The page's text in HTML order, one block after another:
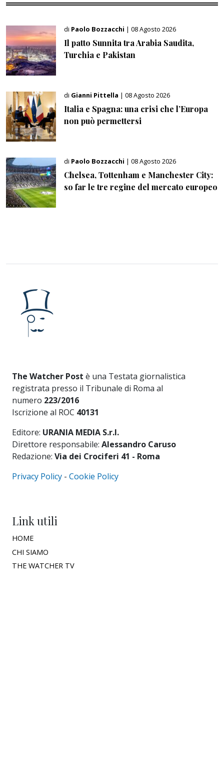
di Paolo Bozzacchi | 08 Agosto 2026
Il patto Sunnita tra Arabia Saudita,
Turchia e Pakistan
di Gianni Pittella | 08 Agosto 2026
Italia e Spagna: una crisi che l’Europa
non può permettersi
di Paolo Bozzacchi | 08 Agosto 2026
Chelsea, Tottenham e Manchester City:
so far le tre regine del mercato europeo
The Watcher Post è una Testata giornalistica
registrata presso il Tribunale di Roma al
numero 223/2016
Iscrizione al ROC 40131
Editore: URANIA MEDIA S.r.l.
Direttore responsabile: Alessandro Caruso
Redazione: Via dei Crociferi 41 - Roma
Privacy Policy - Cookie Policy
Link utili
HOME
CHI SIAMO
THE WATCHER TV